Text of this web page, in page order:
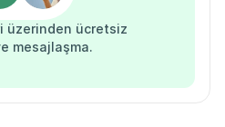
üzerinden ücretsiz
mesajlaşma.